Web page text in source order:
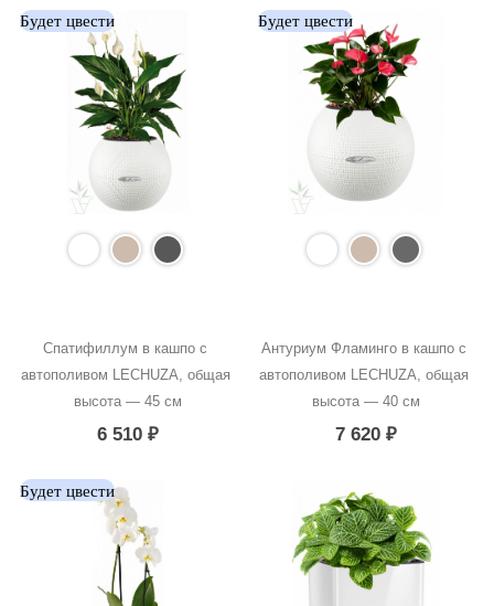
Будет цвести
Спатифиллум в кашпо с
автополивом LECHUZA, общая
высота — 45 см
6 510 ₽
Будет цвести
Антуриум Фламинго в кашпо с
автополивом LECHUZA, общая
высота — 40 см
7 620₽
Будет цвести